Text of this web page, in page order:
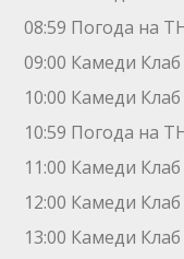
08:59 Погода на
09:00 Камеди Клаб
10:00 Камеди Клаб
10:59 Погода на
11:00 Камеди Клаб
12:00 Камеди Клаб
13:00 Камеди Клаб